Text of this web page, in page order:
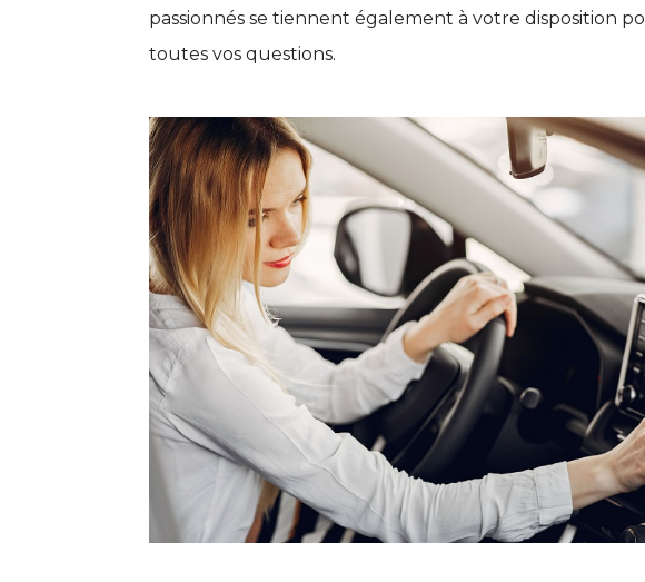
passionnés se tiennent également à votre disposition
toutes vos questions.